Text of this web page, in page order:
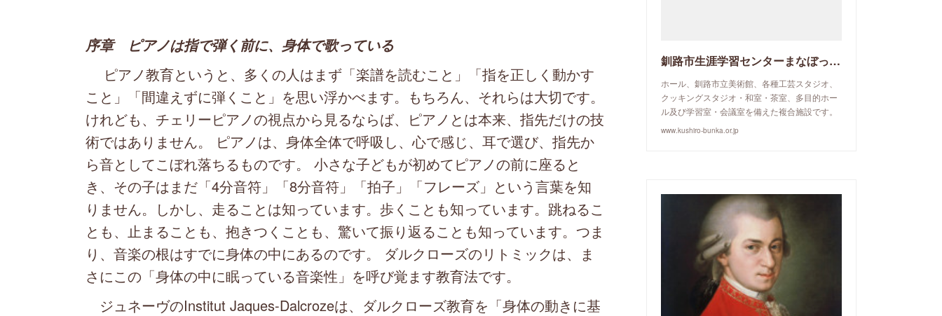
序章 ピアノは指で弾く前に、身体で歌っている
ピアノ教育というと、多くの人はまず「楽譜を読むこと」「指を正しく動かす
こと」「間違えずに弾くこと」を思い浮かべます。もちろん、それらは大切です。
けれども、チェリーピアノの視点から見るならば、ピアノとは本来、指先だけの技
術ではありません。 ピアノは、身体全体で呼吸し、心で感じ、耳で選び、指先か
ら音としてこぼれ落ちるものです。 小さな子どもが初めてピアノの前に座ると
き、その子はまだ「4分音符」「8分音符」「拍子」「フレーズ」という言葉を知
りません。しかし、走ることは知っています。歩くことも知っています。跳ねるこ
とも、止まることも、抱きつくことも、驚いて振り返ることも知っています。つま
り、音楽の根はすでに身体の中にあるのです。 ダルクローズのリトミックは、ま
さにこの「身体の中に眠っている音楽性」を呼び覚ます教育法です。
ジュネーヴのInstitut Jaques-Dalcrozeは、ダルクローズ教育を「身体の動きに基
釧路市生涯学習センターまなぼっと幣舞
ホール、釧路市立美術館、各種工芸スタジオ、
クッキングスタジオ・和室・茶室、多目的ホー
ル及び学習室・会議室を備えた複合施設です。
www.kushiro-bunka.or.jp